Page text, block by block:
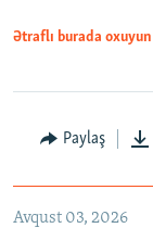
Ətraflı burada oxuyun
Paylaş
Avqust 03, 2026